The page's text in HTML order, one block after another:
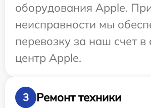
оборудования Apple.
неисправности мы
перевозку за наш счет в
центр Apple.
3
Ремонт техники